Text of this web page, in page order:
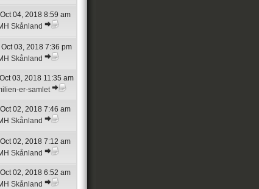
04, 2018 8:59 am
Skånland
03, 2018 7:36 pm
Skånland
03, 2018 11:35 am
er-samlet
02, 2018 7:46 am
Skånland
02, 2018 7:12 am
Skånland
02, 2018 6:52 am
Skånland